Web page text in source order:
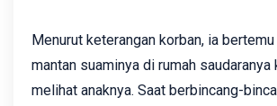
Menurut keterangan korban, ia
mantan suaminya di rumah saudaranya
melihat anaknya. Saat berbincang-